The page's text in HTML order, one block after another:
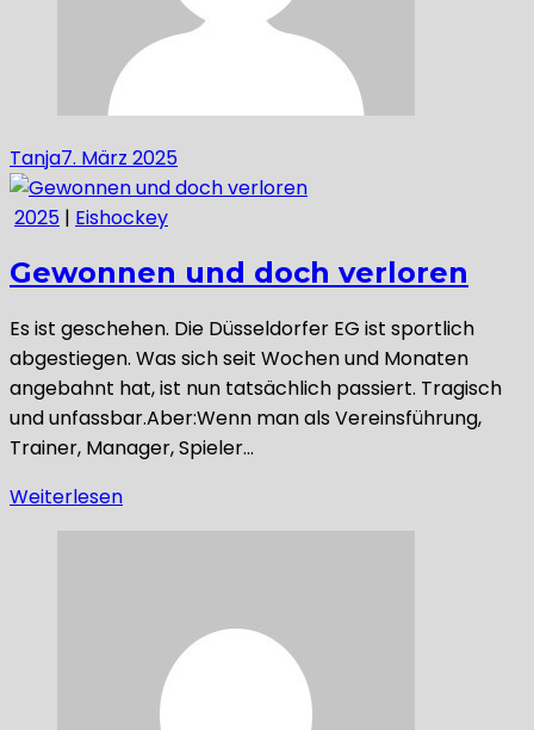
Tanja7. März 2025
2025 | Eishockey
Gewonnen und doch verloren
Es ist geschehen. Die Düsseldorfer EG ist sportlich
abgestiegen. Was sich seit Wochen und Monaten
angebahnt hat, ist nun tatsächlich passiert. Tragisch
und unfassbar.Aber:Wenn man als Vereinsführung,
Trainer, Manager, Spieler…
Weiterlesen